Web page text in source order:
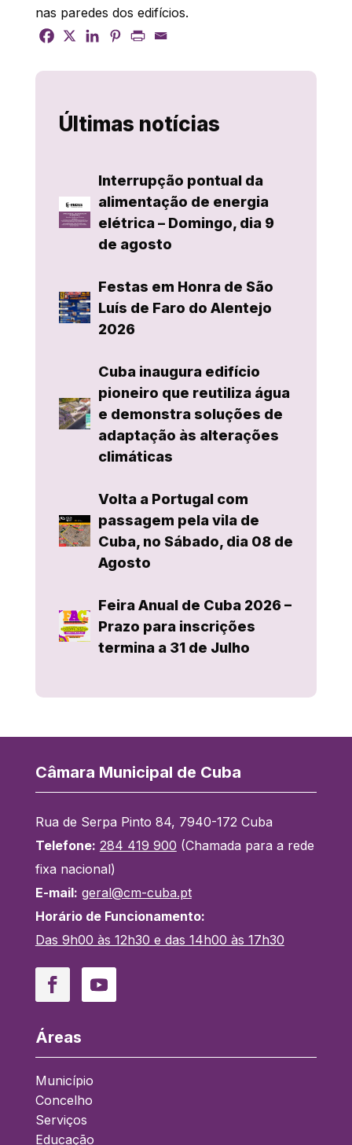
nas paredes dos edifícios.
Últimas notícias
Interrupção pontual da
alimentação de energia
elétrica – Domingo, dia 9
de agosto
Festas em Honra de São
Luís de Faro do Alentejo
2026
Cuba inaugura edifício
pioneiro que reutiliza água
e demonstra soluções de
adaptação às alterações
climáticas
Volta a Portugal com
passagem pela vila de
Cuba, no Sábado, dia 08 de
Agosto
Feira Anual de Cuba 2026 –
Prazo para inscrições
termina a 31 de Julho
Câmara Municipal de Cuba
Rua de Serpa Pinto 84, 7940-172 Cuba
Telefone: 284 419 900 (Chamada para a rede
fixa nacional)
E-mail: geral@cm-cuba.pt
Horário de Funcionamento:
Das 9h00 às 12h30 e das 14h00 às 17h30
FacebookYouTube
Áreas
Município
Concelho
Serviços
Educação